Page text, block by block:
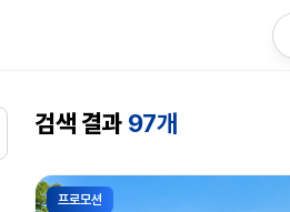
검색 결과 97개
프로모션